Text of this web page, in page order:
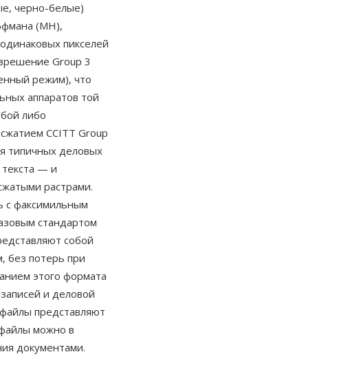
черно-белые)
(MH),
пикселей
Group 3
режим), что
аппаратов той
либо
CCITT Group
типичных деловых
— и
растрами.
с факсимильным
стандартом
собой
без потерь при
этого формата
и деловой
представляют
можно в
документами.